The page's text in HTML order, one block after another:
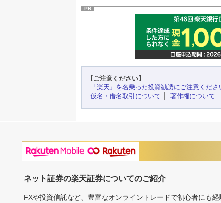
PR
【ご注意ください】
「楽天」を名乗った投資勧誘にご注意くださ
仮名・借名取引について
著作権について
ネット証券の楽天証券についてのご紹介
FXや投資信託など、豊富なオンライントレードで初心者にも